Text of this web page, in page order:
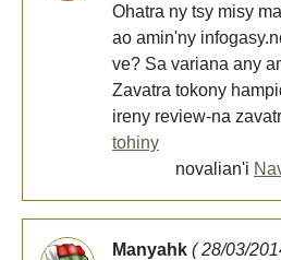
Ohatra ny tsy misy
ao amin'ny
ve? Sa variana any
Zavatra tokony
ireny review-na
tohiny
novalian'i
Manyahk ( 28/03/